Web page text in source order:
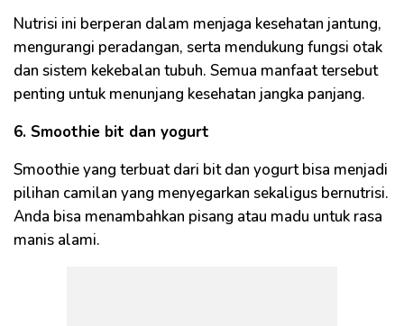
Nutrisi ini berperan dalam menjaga kesehatan jantung,
mengurangi peradangan, serta mendukung fungsi otak
dan sistem kekebalan tubuh. Semua manfaat tersebut
penting untuk menunjang kesehatan jangka panjang.
6. Smoothie bit dan yogurt
Smoothie yang terbuat dari bit dan yogurt bisa menjadi
pilihan camilan yang menyegarkan sekaligus bernutrisi.
Anda bisa menambahkan pisang atau madu untuk rasa
manis alami.